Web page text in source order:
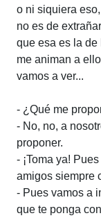
o ni siquiera
no es de
que esa es la
me animan a
vamos a ver...
- ¿Qué me
- No, no, a
proponer.
- ¡Toma ya!
amigos siempre
- Pues vamos a
que te ponga